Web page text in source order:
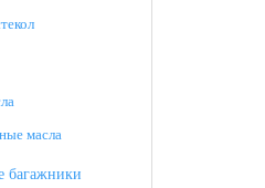
масла
багажники